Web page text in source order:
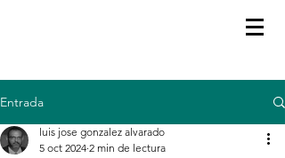
Entrada
luis jose gonzalez alvarado
5 oct 2024 2 min de lectura